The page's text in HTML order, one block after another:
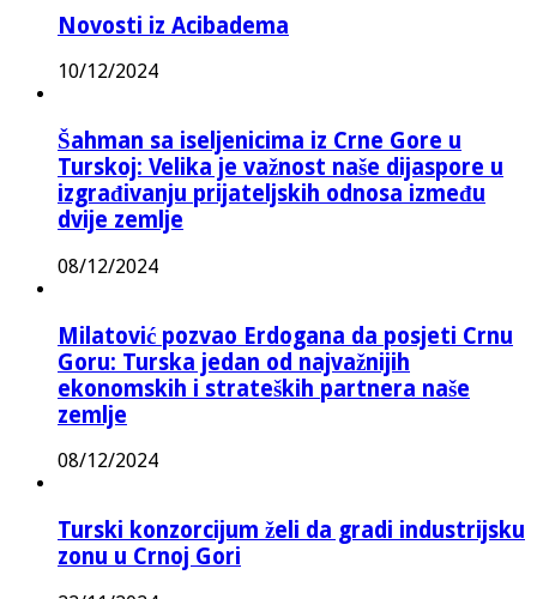
Novosti iz Acibadema
10/12/2024
Šahman sa iseljenicima iz Crne Gore u
Turskoj: Velika je važnost naše dijaspore u
izgrađivanju prijateljskih odnosa između
dvije zemlje
08/12/2024
Milatović pozvao Erdogana da posjeti Crnu
Goru: Turska jedan od najvažnijih
ekonomskih i strateških partnera naše
zemlje
08/12/2024
Turski konzorcijum želi da gradi industrijsku
zonu u Crnoj Gori